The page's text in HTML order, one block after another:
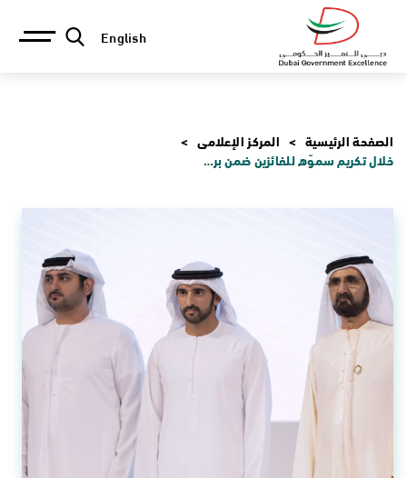
English
الصفحة الرئيسية
المركز الإعلامي
خلال تكريم سموّه للفائزين ضمن برنامج دبي للتميز الحكومي 2024